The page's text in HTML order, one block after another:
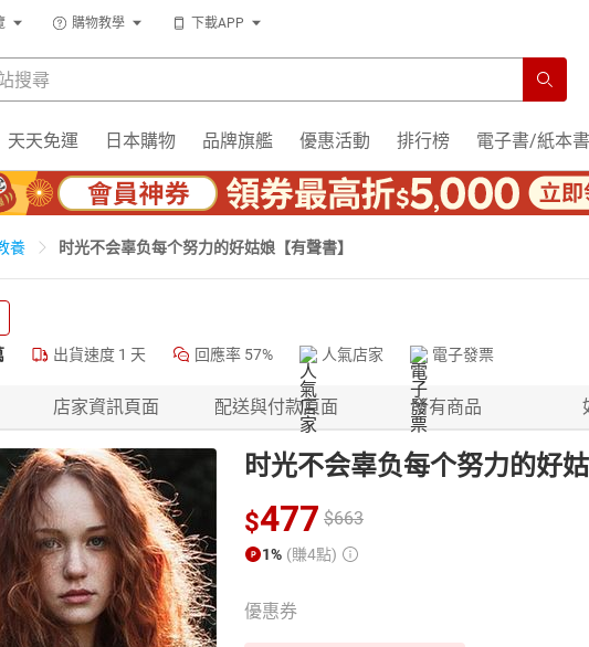
購物教學 下載APP
天天免運 日本購物 品牌旗艦 優惠活動 排行榜 電子書/紙本書
養 时光不会辜负每个努力的好姑娘【有聲書】
出貨速度 1 天 回應率 57% 人氣店家 電子發票
店家資訊頁面 配送與付款頁面 所有商品
时光不会辜负每个努力的好
$477 $663
1% (賺4點)
優惠券